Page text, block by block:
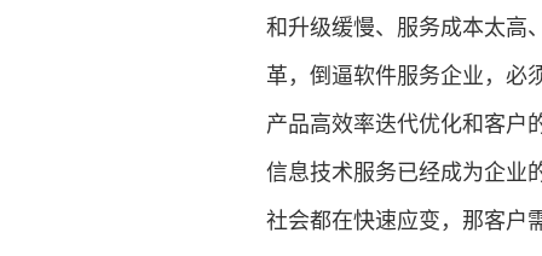
和升级缓慢、服务成本太高
革，倒逼软件服务企业，必
产品高效率迭代优化和客户
信息技术服务已经成为企业
社会都在快速应变，那客户